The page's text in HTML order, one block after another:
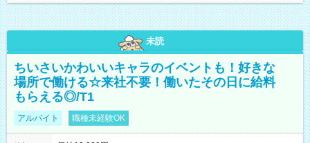
未読
ちいさいかわいいキャラのイベントも！好きな
場所で働ける☆来社不要！働いたその日に給料
もらえる◎/T1
アルバイト 職種未経験OK